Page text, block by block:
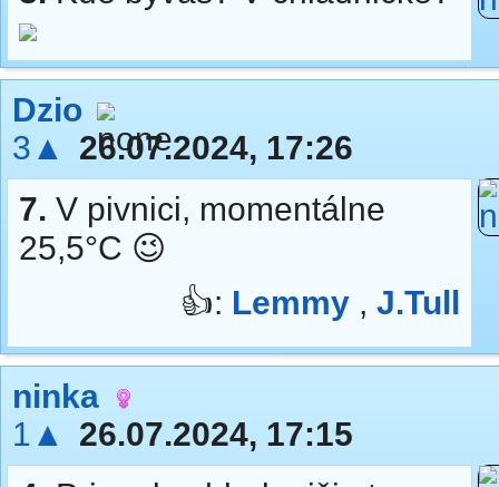
Dzio
3▲
26.07.2024, 17:26
7. V pivnici, momentálne
25,5°C 😉
👍: Lemmy , J.Tull
ninka
1▲
26.07.2024, 17:15